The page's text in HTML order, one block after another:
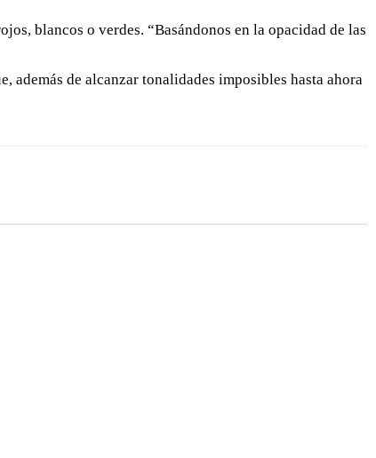
blancos o verdes. “Basándonos en la opacidad de las
además de alcanzar tonalidades imposibles hasta ahora